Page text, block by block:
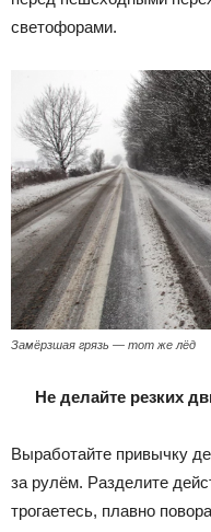
светофорами.
Замёрзшая грязь — тот же лёд
Не делайте резких
Выработайте привычку
за рулём. Разделите
трогаетесь, плавно